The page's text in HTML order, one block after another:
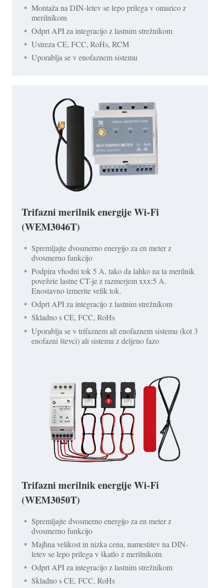
Montaža na DIN-letev se lepo prilega v omarico z
merilnikom
Odprt API za integracijo z lastnim strežnikom
Ustreza CE, FCC, RoHs, RCM
Uporablja se v enofaznem sistemu
Trifazni merilnik energije Wi-Fi
(WEM3046T)
Spremljajte dvosmerno energijo za en meter z
dvosmerno funkcijo
Podpira vhodni tok 5 A, tako da lahko na ta merilnik
povežete lastne CT-je z razmerjem xxx:5 A.
Enostavno izmerite velik tok.
Odprt API za integracijo z lastnim strežnikom
Skladno s CE, FCC, RoHs
Uporablja se v trifaznem ali enofaznem sistemu (kot 3
enofazni števci) ali sistemu z deljeno fazo
Trifazni merilnik energije Wi-Fi
(WEM3050T)
Spremljajte dvosmerno energijo za en meter z
dvosmerno funkcijo
Majhna velikost in nizka cena, namestitev na DIN-
letev se lepo prilega v škatlo z merilnikom
Odprt API za integracijo z lastnim strežnikom
Skladno s CE, FCC, RoHs